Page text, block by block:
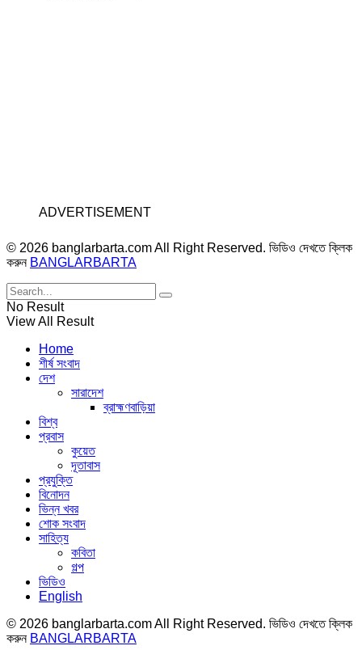
ADVERTISEMENT
© 2026 banglarbarta.com All Right Reserved. ভিডিও দেখতে ক্লিক
করুন BANGLARBARTA
No Result
View All Result
Home
শীর্ষ সংবাদ
দেশ
সারাদেশ
ব্রাহ্মণবাড়িয়া
বিশ্ব
প্রবাস
কুয়েত
দূতাবাস
প্রযুক্তি
বিনোদন
ভিন্ন খবর
শোক সংবাদ
সাহিত্য
কবিতা
গল্প
ভিডিও
English
© 2026 banglarbarta.com All Right Reserved. ভিডিও দেখতে ক্লিক
করুন BANGLARBARTA